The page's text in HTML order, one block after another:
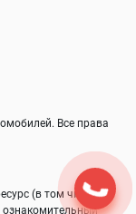
Все права
(в том числе
ознакомительный